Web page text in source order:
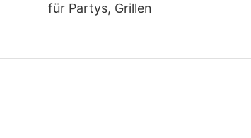
für Partys, Grillen